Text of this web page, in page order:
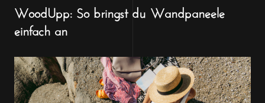
WoodUpp: So bringst du Wandpaneele
einfach an